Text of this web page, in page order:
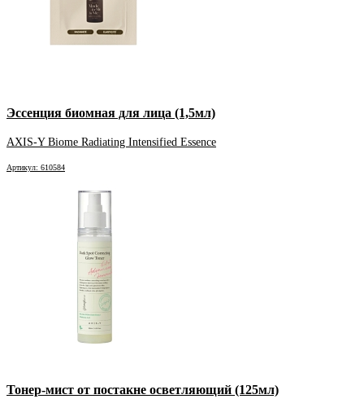
Эссенция биомная для лица (1,5мл)
AXIS-Y Biome Radiating Intensified Essence
Артикул: 610584
Тонер-мист от постакне осветляющий (125мл)